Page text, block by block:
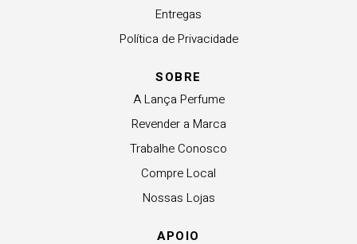
Entregas
Política de Privacidade
SOBRE
A Lança Perfume
Revender a Marca
Trabalhe Conosco
Compre Local
Nossas Lojas
APOIO